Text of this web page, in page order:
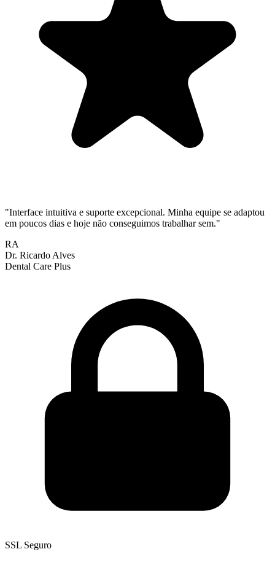
"Interface intuitiva e suporte excepcional. Minha equipe se adaptou
em poucos dias e hoje não conseguimos trabalhar sem."
RA
Dr. Ricardo Alves
Dental Care Plus
SSL Seguro